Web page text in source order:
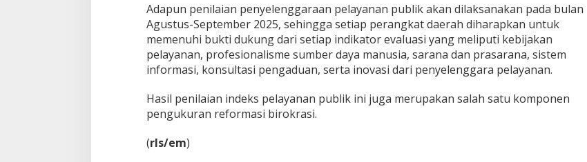
e
r
a
n
g
k
t
D
Adapun penilaian penyelenggaraan pelayanan publik akan dilaksanakan pada bulan
Agustus-September 2025, sehingga setiap perangkat daerah diharapkan untuk
memenuhi bukti dukung dari setiap indikator evaluasi yang meliputi kebijakan
pelayanan, profesionalisme sumber daya manusia, sarana dan prasarana, sistem
informasi, konsultasi pengaduan, serta inovasi dari penyelenggara pelayanan.
Hasil penilaian indeks pelayanan publik ini juga merupakan salah satu komponen
pengukuran reformasi birokrasi.
(rls/em)